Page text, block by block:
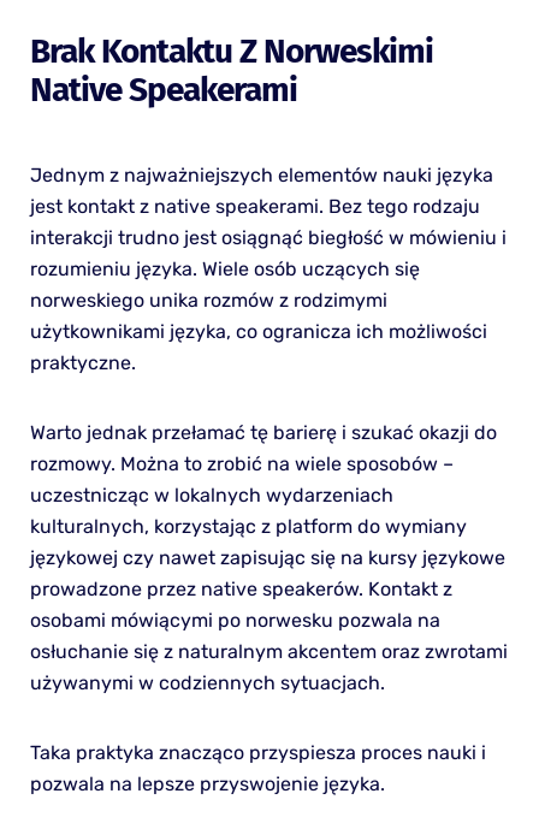
Brak Kontaktu Z Norweskimi
Native Speakerami
Jednym z najważniejszych elementów nauki języka
jest kontakt z native speakerami. Bez tego rodzaju
interakcji trudno jest osiągnąć biegłość w mówieniu i
rozumieniu języka. Wiele osób uczących się
norweskiego unika rozmów z rodzimymi
użytkownikami języka, co ogranicza ich możliwości
praktyczne.
Warto jednak przełamać tę barierę i szukać okazji do
rozmowy. Można to zrobić na wiele sposobów –
uczestnicząc w lokalnych wydarzeniach
kulturalnych, korzystając z platform do wymiany
językowej czy nawet zapisując się na kursy językowe
prowadzone przez native speakerów. Kontakt z
osobami mówiącymi po norwesku pozwala na
osłuchanie się z naturalnym akcentem oraz zwrotami
używanymi w codziennych sytuacjach.
Taka praktyka znacząco przyspiesza proces nauki i
pozwala na lepsze przyswojenie języka.